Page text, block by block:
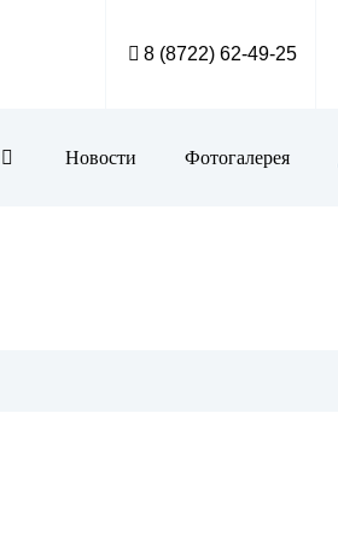
8 (8722) 62-49-25
Новости Фотогалерея